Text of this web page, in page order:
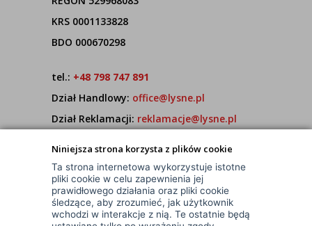
Niniejsza strona korzysta z plików cookie
Ta strona internetowa wykorzystuje istotne
pliki cookie w celu zapewnienia jej
prawidłowego działania oraz pliki cookie
śledzące, aby zrozumieć, jak użytkownik
wchodzi w interakcje z nią. Te ostatnie będą
KRS 0001133828
BDO 000670298
tel.: +48 798 747 891
Dział Handlowy: office@lysne.pl
Dział Reklamacji: reklamacje@lysne.pl
7:00 - 15:00